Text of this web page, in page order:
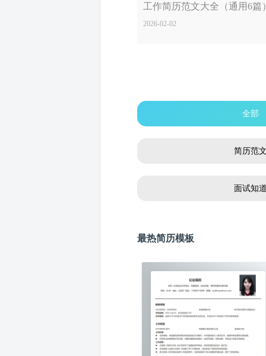
工作简历范文大全（通用6篇
2026-02-02
全部
简历范
面试知
最热简历模板